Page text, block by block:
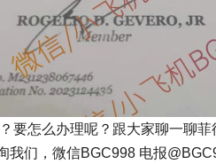
要怎么办理呢？跟大家聊一聊
我们，微信BGC998 电报